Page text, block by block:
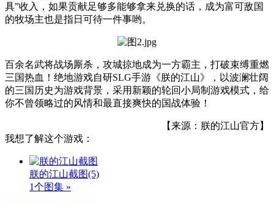
具”收入，如果贡献足够多能够拿来兑换的话，成为富可敌国
的牧场主也是指日可待一件事哟。
百余名武将战场厮杀，攻城掠地成为一方霸主，打破束缚重燃
三国热血！绝地游戏自研SLG手游《朕的江山》，以波澜壮阔
的三国历史为游戏背景，采用新颖的轮回小局制游戏模式，给
你不曾领略过的风情和最直接爽快的国战体验！
【来源：朕的江山官方】
我想了解这个游戏：
朕的江山截图(5)
1个图集 »